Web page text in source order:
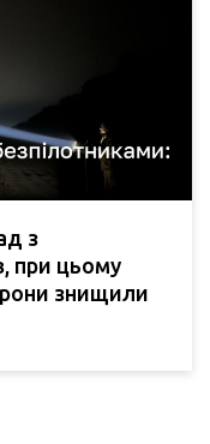
з
при цьому
знищили